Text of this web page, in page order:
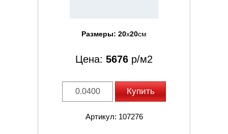
Размеры: 20x20см
Цена: 5676 р/м2
Купить
Артикул: 107276